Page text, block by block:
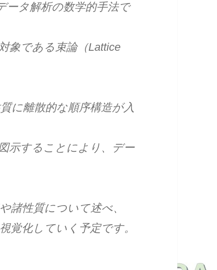
ータ解析の数学的手法で
象である束論（Lattice
に離散的な順序構造が入
示することにより、デー
諸性質について述べ、
覚化していく予定です。